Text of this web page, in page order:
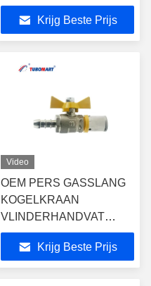
geschikt voor PAP
meerlaagse gasleidingen,
conform AS4716-norm.
Krijg Beste Prijs
Video
OEM PERS GASSLANG
KOGELKRAAN
VLINDERHANDVAT
S1216*8
SLANGAANSluiting 8MM
en 10MM voor Gasgebruik
Krijg Beste Prijs